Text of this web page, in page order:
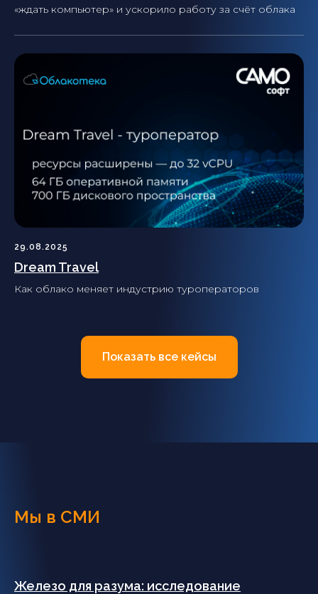
«ждать компьютер» и ускорило работу за счёт облака
29.08.2025
Dream Travel
Как облако меняет индустрию туроператоров
Показать все кейсы
Мы в СМИ
Железо для разума: исследование